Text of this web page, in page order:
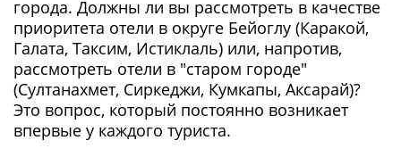
города. Должны ли вы рассмотреть в качестве
приоритета отели в округе Бейоглу (Каракой,
Галата, Таксим, Истиклаль) или, напротив,
рассмотреть отели в "старом городе"
(Султанахмет, Сиркеджи, Кумкапы, Аксарай)?
Это вопрос, который постоянно возникает
впервые у каждого туриста.